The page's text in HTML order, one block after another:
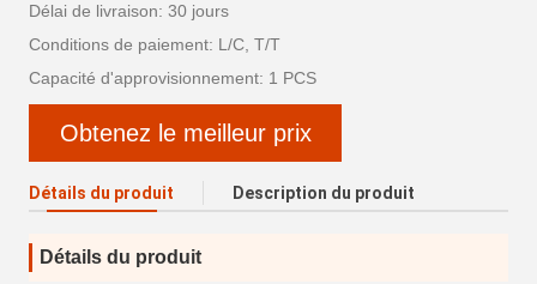
Délai de livraison: 30 jours
Conditions de paiement: L/C, T/T
Capacité d'approvisionnement: 1 PCS
Obtenez le meilleur prix
Détails du produit Description du produit
Détails du produit